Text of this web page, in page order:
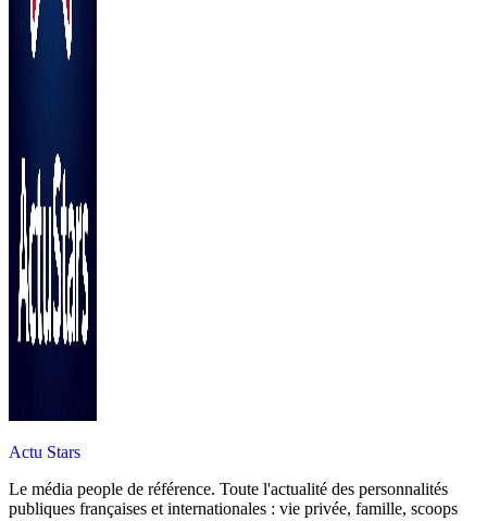
Actu Stars
Le média people de référence. Toute l'actualité des personnalités
publiques françaises et internationales : vie privée, famille, scoops